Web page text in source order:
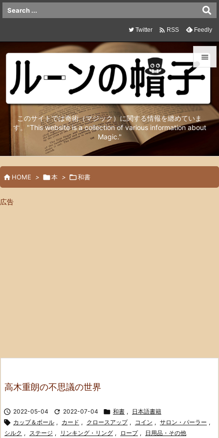
このサイトでは奇術（マジック）に関する情報を纏めていま
す。"This website is a collection of various information about
Magic."



サイド

検索
Twitter  RSS Feedly
 HOME > 本 > 和書
広告
高木重朗の不思議の世界
 2022-05-04  2022-07-04  和書 , 日本語書籍
 カップ＆ボール , カード , クロースアップ , コイン , サロン・パーラー ,
シルク , ステージ , リンキング・リング , ロープ , 日用品・その他